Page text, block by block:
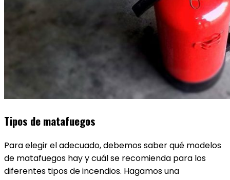
Tipos de matafuegos
Para elegir el adecuado, debemos saber qué modelos
de matafuegos hay y cuál se recomienda para los
diferentes tipos de incendios. Hagamos una